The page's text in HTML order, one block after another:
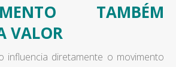
TAMBÉM
VALOR
influencia diretamente o movimento